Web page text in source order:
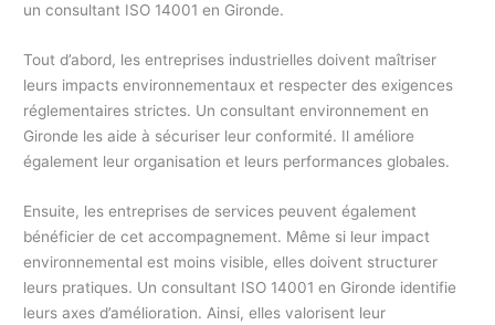
un consultant ISO 14001 en Gironde.
Tout d’abord, les entreprises industrielles doivent maîtriser
leurs impacts environnementaux et respecter des exigences
réglementaires strictes. Un consultant environnement en
Gironde les aide à sécuriser leur conformité. Il améliore
également leur organisation et leurs performances globales.
Ensuite, les entreprises de services peuvent également
bénéficier de cet accompagnement. Même si leur impact
environnemental est moins visible, elles doivent structurer
leurs pratiques. Un consultant ISO 14001 en Gironde identifie
leurs axes d’amélioration. Ainsi, elles valorisent leur